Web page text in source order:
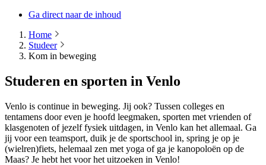
Ga direct naar de inhoud
Home
Studeer
Kom in beweging
Studeren en sporten in Venlo
Venlo is continue in beweging. Jij ook? Tussen colleges en
tentamens door even je hoofd leegmaken, sporten met vrienden of
klasgenoten of jezelf fysiek uitdagen, in Venlo kan het allemaal. Ga
jij voor een teamsport, duik je de sportschool in, spring je op je
(wielren)fiets, helemaal zen met yoga of ga je kanopoloën op de
Maas? Je hebt het voor het uitzoeken in Venlo!